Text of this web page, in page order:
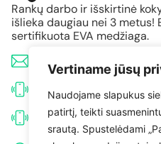
Vertiname jūsų
Naudojame slapukus
patirtį, teikti
srautą. Spustelėdami
Rankų darbo ir išskirtinė
išlieka daugiau nei 3 metus!
sertifikuota EVA medžiaga.
info@evacarmats.com
+370 633 71191
+370 638 52691